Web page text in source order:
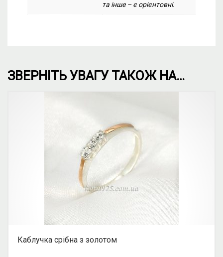
та інше – є орієнтовні.
ЗВЕРНІТЬ УВАГУ ТАКОЖ НА…
Каблучка срібна з золотом